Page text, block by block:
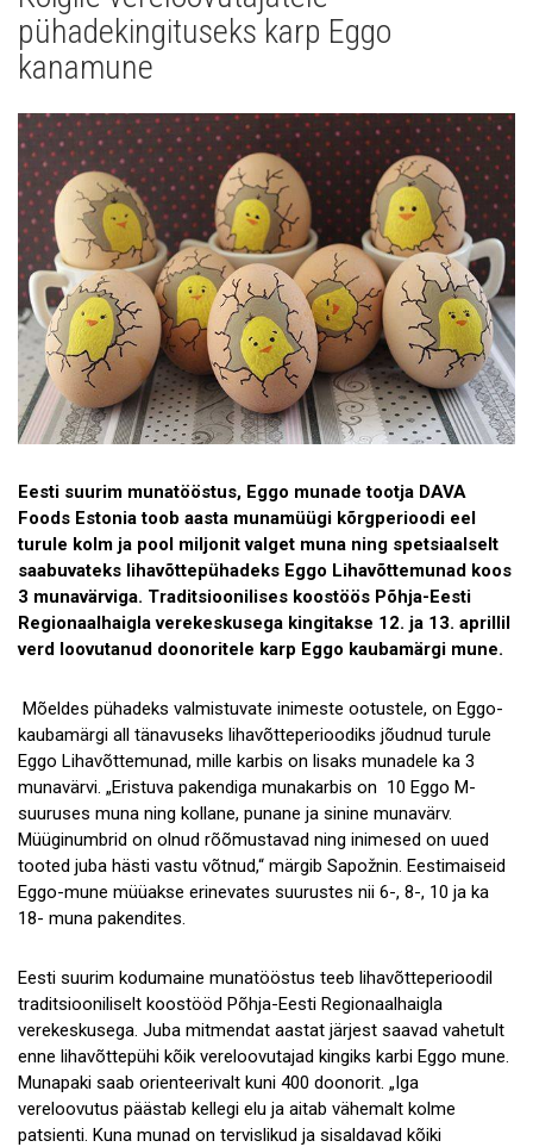
Galerii
Tule tööle!
Tule ekskursioonile!
Andmekaitse
pühadekingituseks karp Eggo
kanamune
Eesti suurim munatööstus, Eggo munade tootja DAVA
Foods Estonia toob aasta munamüügi kõrgperioodi eel
turule kolm ja pool miljonit valget muna ning spetsiaalselt
saabuvateks lihavõttepühadeks Eggo Lihavõttemunad koos
3 munavärviga. Traditsioonilises koostöös Põhja-Eesti
Regionaalhaigla verekeskusega kingitakse 12. ja 13. aprillil
verd loovutanud doonoritele karp Eggo kaubamärgi mune.
Mõeldes pühadeks valmistuvate inimeste ootustele, on Eggo-
kaubamärgi all tänavuseks lihavõtteperioodiks jõudnud turule
Eggo Lihavõttemunad, mille karbis on lisaks munadele ka 3
munavärvi. „Eristuva pakendiga munakarbis on 10 Eggo M-
suuruses muna ning kollane, punane ja sinine munavärv.
Müüginumbrid on olnud rõõmustavad ning inimesed on uued
tooted juba hästi vastu võtnud,“ märgib Sapožnin. Eestimaiseid
Eggo-mune müüakse erinevates suurustes nii 6-, 8-, 10 ja ka
18- muna pakendites.
Eesti suurim kodumaine munatööstus teeb lihavõtteperioodil
traditsiooniliselt koostööd Põhja-Eesti Regionaalhaigla
verekeskusega. Juba mitmendat aastat järjest saavad vahetult
enne lihavõttepühi kõik vereloovutajad kingiks karbi Eggo mune.
Munapaki saab orienteerivalt kuni 400 doonorit. „Iga
vereloovutus päästab kellegi elu ja aitab vähemalt kolme
patsienti. Kuna munad on tervislikud ja sisaldavad kõiki